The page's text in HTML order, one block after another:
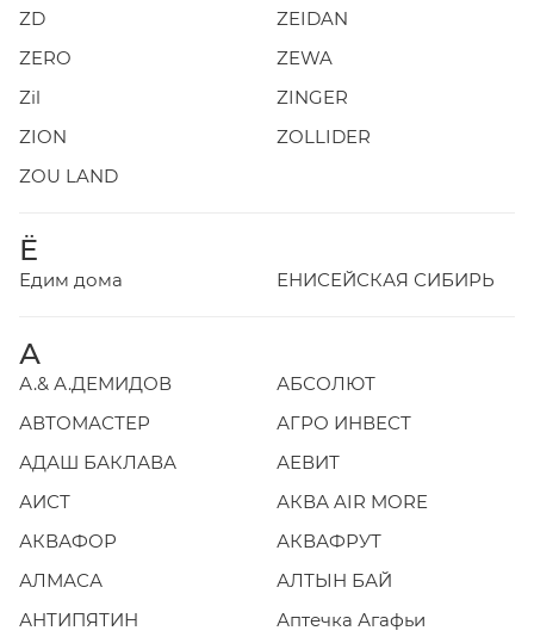
ZD
ZEIDAN
ZERO
ZEWA
Zil
ZINGER
ZION
ZOLLIDER
ZOU LAND
Ё
Едим дома ЕНИСЕЙСКАЯ СИБИРЬ
А
А.& А.ДЕМИДОВ
АБСОЛЮТ
АВТОМАСТЕР
АГРО ИНВЕСТ
АДАШ БАКЛАВА
АЕВИТ
АИСТ
АКВА AIR MORE
АКВАФОР
АКВАФРУТ
АЛМАСА
АЛТЫН БАЙ
АНТИПЯТИН
Аптечка Агафьи